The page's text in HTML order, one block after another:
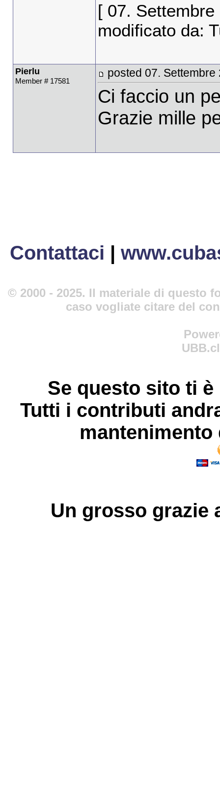
[ 07.
modificato da:
Pierlu
Member # 17581
posted 07. Settembre
Ci faccio un
Grazie mille
Contattaci |
© 2000 - 2025. Il materiale di questo
caso vogliate citare del
Se questo sito ti
Tutti i contributi
Un grosso grazie